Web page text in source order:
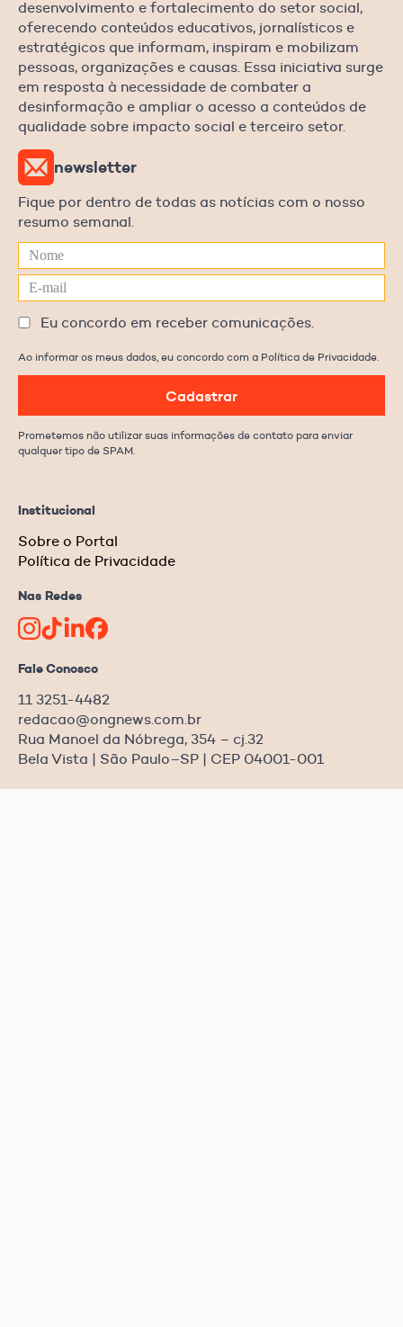
desenvolvimento e fortalecimento do setor social,
oferecendo conteúdos educativos, jornalísticos e
estratégicos que informam, inspiram e mobilizam
pessoas, organizações e causas. Essa iniciativa surge
em resposta à necessidade de combater a
desinformação e ampliar o acesso a conteúdos de
qualidade sobre impacto social e terceiro setor.
Institucional
Sobre o Portal
Política de Privacidade
Nas Redes
Fale Conosco
11 3251-4482
redacao@ongnews.com.br
Rua Manoel da Nóbrega, 354 – cj.32
Bela Vista | São Paulo–SP | CEP 04001-001
newsletter
Fique por dentro de todas as notícias com o nosso
resumo semanal.
Eu concordo em receber comunicações.
Ao informar os meus dados, eu concordo com a Política de Privacidade.
Cadastrar
Prometemos não utilizar suas informações de contato para enviar
qualquer tipo de SPAM.